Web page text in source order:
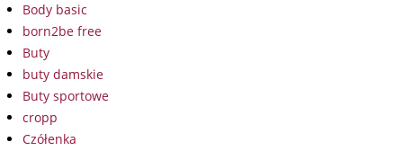
Body basic
born2be free
Buty
buty damskie
Buty sportowe
cropp
Czółenka